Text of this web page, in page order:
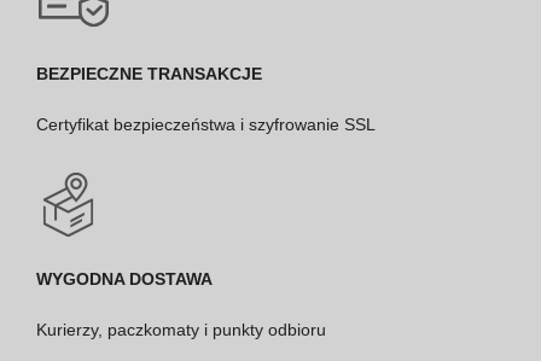
BEZPIECZNE TRANSAKCJE
Certyfikat bezpieczeństwa i szyfrowanie SSL
WYGODNA DOSTAWA
Kurierzy, paczkomaty i punkty odbioru